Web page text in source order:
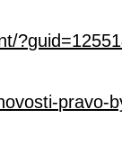
pravo-